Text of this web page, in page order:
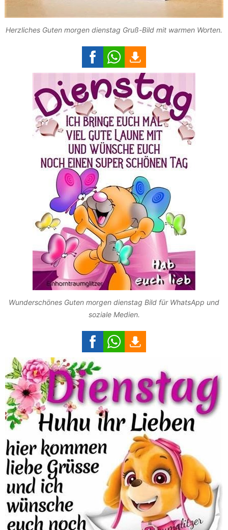
Herzliches Guten morgen dienstag Gruß-Bild mit warmen Worten.
Wunderschönes Guten morgen dienstag Bild für WhatsApp und
soziale Medien.